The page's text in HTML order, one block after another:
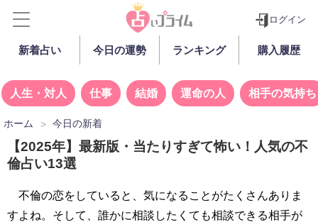
ログイン
新着占い 今日の運勢 ランキング 購入履歴
人生・対人 仕事 結婚 運命の人 相手の気持ち
ホーム 今日の新着
【2025年】最新版・当たりすぎて怖い！人気の不
倫占い13選
不倫の恋をしていると、気になることがたくさんありま
すよね。そして、誰かに相談したくても相談できる相手が